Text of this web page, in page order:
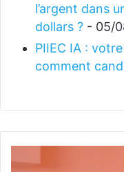
l’argent dans
dollars ? - 05/
PIIEC IA :
comment